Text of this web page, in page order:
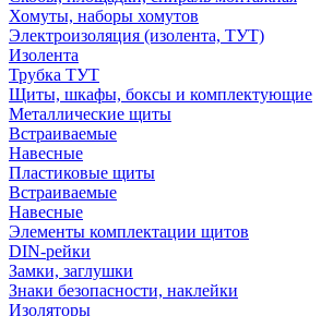
Хомуты, наборы хомутов
Электроизоляция (изолента, ТУТ)
Изолента
Трубка ТУТ
Щиты, шкафы, боксы и комплектующие
Металлические щиты
Встраиваемые
Навесные
Пластиковые щиты
Встраиваемые
Навесные
Элементы комплектации щитов
DIN-рейки
Замки, заглушки
Знаки безопасности, наклейки
Изоляторы